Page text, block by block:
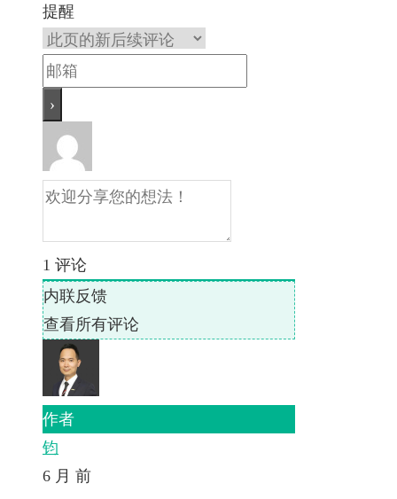
提醒
1 评论
内联反馈
查看所有评论
作者
钧
6 月 前